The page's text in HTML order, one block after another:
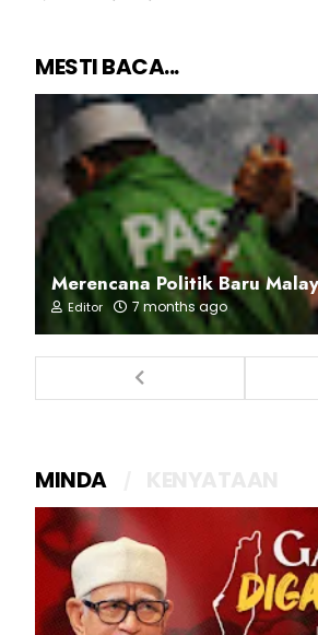
MESTI BACA...
Merencana Politik Baru
Editor 7 months ago
MINDA